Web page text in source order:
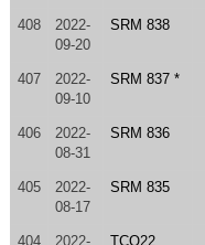
408
2022-
09-20
SRM 838
407
2022-
09-10
SRM 837 *
406
2022-
08-31
SRM 836
405
2022-
08-17
SRM 835
404
2022-
TCO22